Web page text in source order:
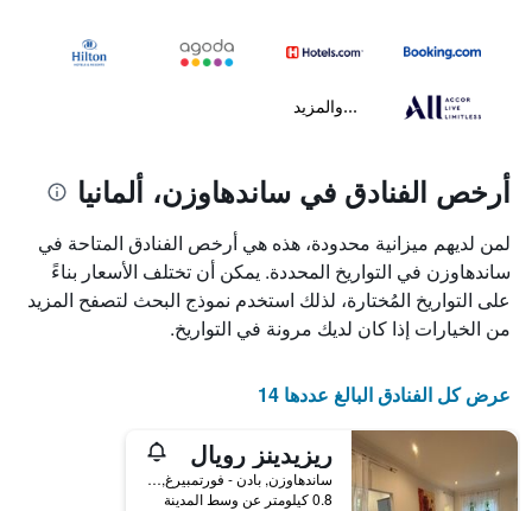
...والمزيد
أرخص الفنادق في ساندهاوزن، ألمانيا
لمن لديهم ميزانية محدودة، هذه هي أرخص الفنادق المتاحة في
ساندهاوزن في التواريخ المحددة. يمكن أن تختلف الأسعار بناءً
على التواريخ المُختارة، لذلك استخدم نموذج البحث لتصفح المزيد
من الخيارات إذا كان لديك مرونة في التواريخ.
عرض كل الفنادق البالغ عددها 14
ريزيدينز رويال
ساندهاوزن, بادن - فورتمبيرغ, ألمانيا
0.8 كيلومتر عن وسط المدينة